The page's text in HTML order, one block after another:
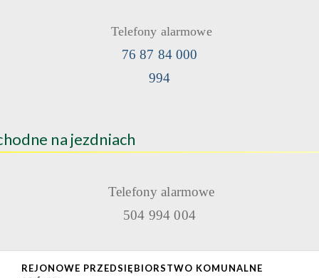
Telefony alarmowe
76 87 84 000
994
na jezdniach
Telefony alarmowe
504 994 004
REJONOWE PRZEDSIĘBIORSTWO KOMUNALNE